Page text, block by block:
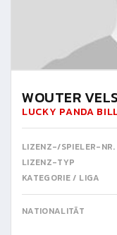
WOUTER VELS
LUCKY PANDA
LIZENZ-/SPIELER-NR.
LIZENZ-TYP
KATEGORIE / LIGA
NATIONALITÄT